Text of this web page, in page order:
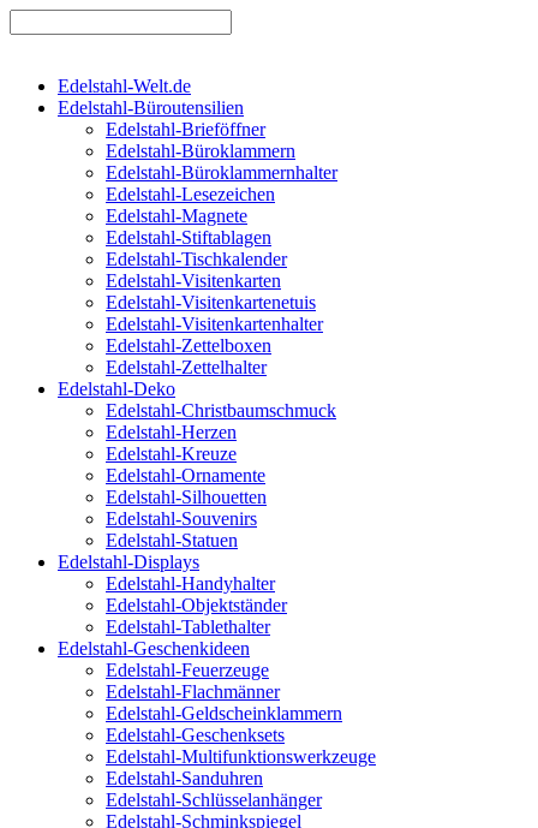
Edelstahl-Welt.de
Edelstahl-Büroutensilien
Edelstahl-Brieföffner
Edelstahl-Büroklammern
Edelstahl-Büroklammernhalter
Edelstahl-Lesezeichen
Edelstahl-Magnete
Edelstahl-Stiftablagen
Edelstahl-Tischkalender
Edelstahl-Visitenkarten
Edelstahl-Visitenkartenetuis
Edelstahl-Visitenkartenhalter
Edelstahl-Zettelboxen
Edelstahl-Zettelhalter
Edelstahl-Deko
Edelstahl-Christbaumschmuck
Edelstahl-Herzen
Edelstahl-Kreuze
Edelstahl-Ornamente
Edelstahl-Silhouetten
Edelstahl-Souvenirs
Edelstahl-Statuen
Edelstahl-Displays
Edelstahl-Handyhalter
Edelstahl-Objektständer
Edelstahl-Tablethalter
Edelstahl-Geschenkideen
Edelstahl-Feuerzeuge
Edelstahl-Flachmänner
Edelstahl-Geldscheinklammern
Edelstahl-Geschenksets
Edelstahl-Multifunktionswerkzeuge
Edelstahl-Sanduhren
Edelstahl-Schlüsselanhänger
Edelstahl-Schminkspiegel